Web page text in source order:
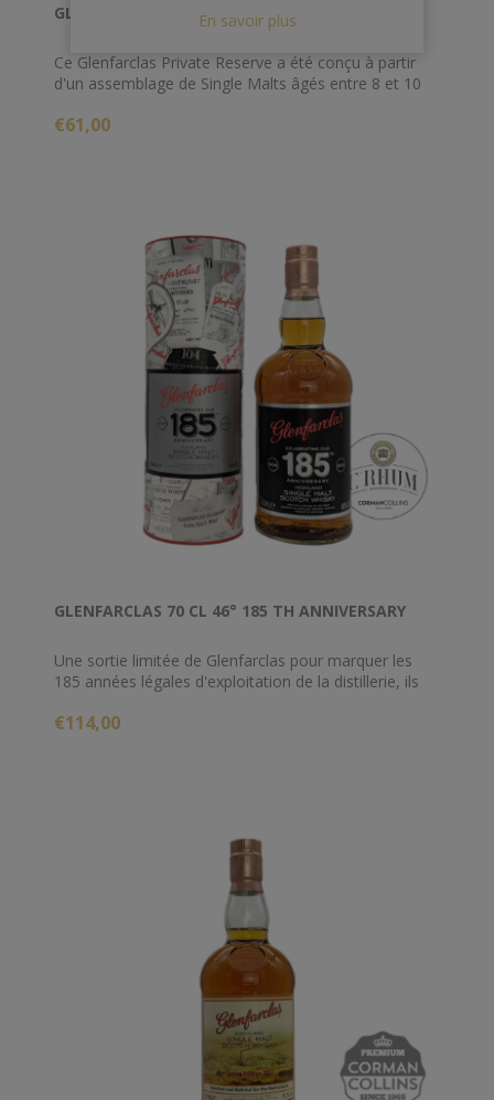
GLENFARCLAS 70 CL 45° PRIVATE RESERVE 2021
Ce Glenfarclas Private Reserve a été conçu à partir
d'un assemblage de Single Malts âgés entre 8 et 10
la distillerie réalisée par Callum Fraser, le Master
€61,00
GLENFARCLAS 70 CL 46° 185 TH ANNIVERSARY
Une sortie limitée de Glenfarclas pour marquer les
185 années légales d'exploitation de la distillerie, ils
travers les décennies et ont concocté un whisky aux
€114,00
En savoir plus